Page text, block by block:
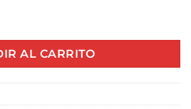
90 R17 TL D1261 KOREK cantidad
AL CARRITO